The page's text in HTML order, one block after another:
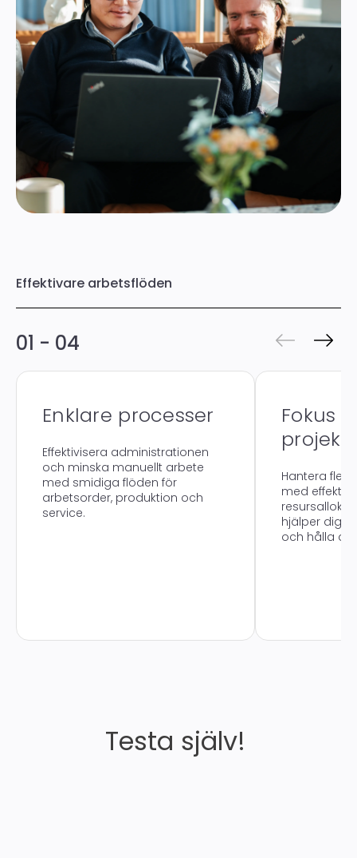
Effektivare arbetsflöden
01 - 04
Enklare processer
Effektivisera administrationen
och minska manuellt arbete
med smidiga flöden för
arbetsorder, produktion och
service.
Fokus
projekt
Hantera
med effektiv
hjälper dig
och hålla
Testa själv!